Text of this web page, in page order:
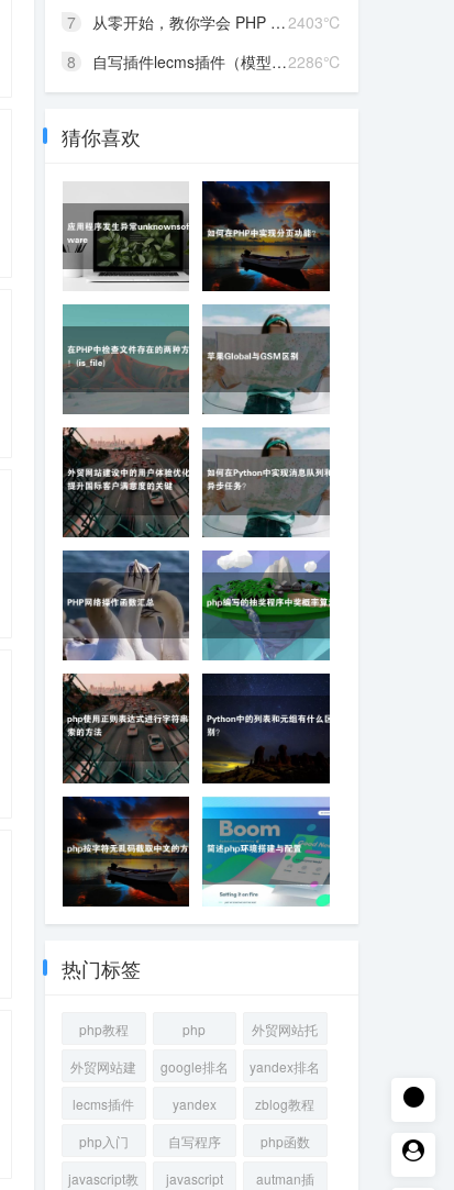
2403℃
7
从零开始，教你学会 PHP 采...
2286℃
8 自写插件lecms插件（模型自...
猜你喜欢
应用程序发生异常
如何在PHP中实现分页
功能？
在PHP中检查文件存在
的两种方法！(is_file)
苹果Global与GSM区别
外贸网站建设中的用户
体验优化：提升国际客
户满意度的关键
如何在Python中实现消
息队列和异步任务？
PHP网络操作函数汇总
php编写的抽奖程序中
奖概率算法
php使用正则表达式进
行字符串搜索的方法
Python中的列表和元组
有什么区别？
热门标签
php教程 php
外贸网站托
管
外贸网站建
设
google排名
yandex排名
lecms插件
yandex
zblog教程
php入门
自写程序
php函数
javascript教
javascript autman插